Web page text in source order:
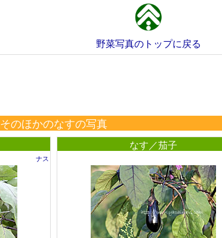
野菜写真のトップに戻る
そのほかのなすの写真
ナス
なす／茄子